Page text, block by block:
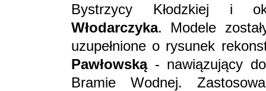
Bystrzycy Kłodzkiej i
Włodarczyka. Modele
uzupełnione o rysunek
Pawłowską- nawiązujący
Bramie Wodnej.